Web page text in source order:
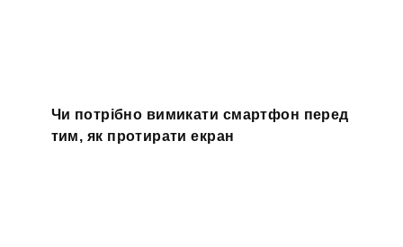
Чи потрібно вимикати смартфон перед
тим, як протирати екран